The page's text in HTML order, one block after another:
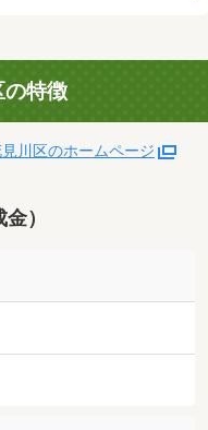
特徴
川区のホームページ
）